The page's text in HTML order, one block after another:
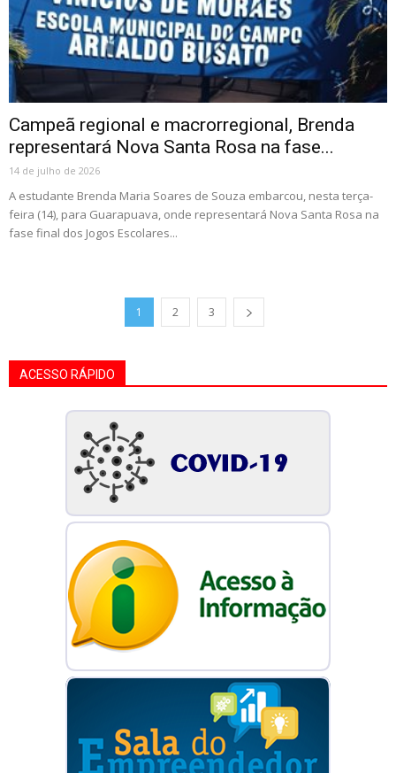
Campeã regional e macrorregional, Brenda
representará Nova Santa Rosa na fase...
14 de julho de 2026
A estudante Brenda Maria Soares de Souza embarcou, nesta terça-
feira (14), para Guarapuava, onde representará Nova Santa Rosa na
fase final dos Jogos Escolares...
1 2 3
ACESSO RÁPIDO